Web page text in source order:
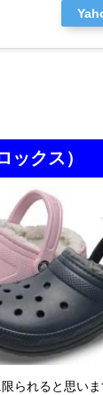
ックス）
られると思いま